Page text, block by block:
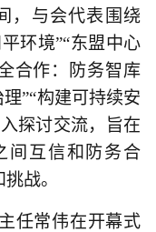
，与会代表围绕
环境”“东盟中心
合作：防务智库
”“构建可持续安
探讨交流，旨在
间互信和防务合
战。
任常伟在开幕式